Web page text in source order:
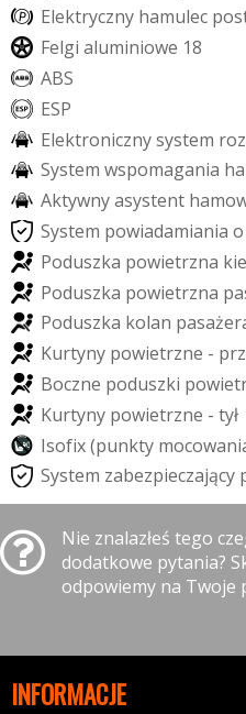
Elektryczny hamulec pos
Felgi aluminiowe 18
ABS
ESP
Elektronicznysystem roz
System wspomagania ha
Aktywnyasystent hamo
System powiadamiania o
Poduszka powietrzna kie
Poduszka powietrzna pa
Poduszka kolan pasażer
Kurtyny powietrzne - prz
Boczne poduszki powiet
Kurtyny powietrzne - tył
Isofix(punkty mocowani
System zabezpieczający
Nie znalazłeś tego
dodatkowe pytania?
odpowiemy na Twoje
INFORMACJE